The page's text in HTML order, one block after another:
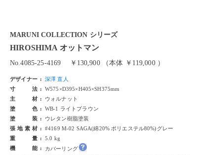
MARUNI COLLECTION シリーズ
HIROSHIMA オットマン
No.4085-25-4169 ￥130,900 （本体 ￥119,000 ）
デザイナー
深澤 直人
寸法
W575×D395×H405×SH375mm
主材
ウォルナット
塗色
WB-1 ライトブラウン
塗装
ウレタン樹脂塗装
張地素材
#4169 M-02 SAGA(綿20% ポリエステル80%)グレー
重量
5.0 kg
機能
カバーリング